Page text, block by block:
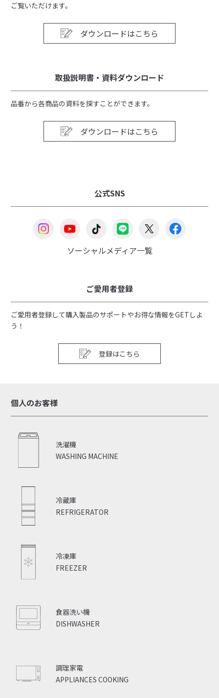
ご覧いただけます。
ダウンロードはこちら
取扱説明書・資料ダウンロード
品番から各商品の資料を探すことができます。
ダウンロードはこちら
公式SNS
ソーシャルメディア一覧
ご愛用者登録
ご愛用者登録して購入製品のサポートやお得な情報をGETしよ
う！
登録はこちら
個人のお客様
WASHING MACHINE
洗濯機
REFRIGERATOR
冷蔵庫
FREEZER
冷凍庫
DISHWASHER
食器洗い機
APPLIANCES COOKING
調理家電